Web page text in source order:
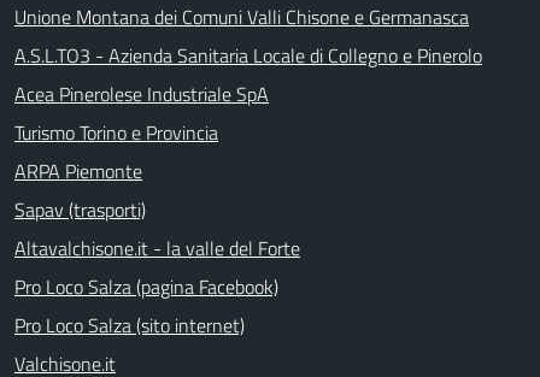
Unione Montana dei Comuni Valli Chisone e Germanasca
A.S.L.TO3 - Azienda Sanitaria Locale di Collegno e Pinerolo
Acea Pinerolese Industriale SpA
Turismo Torino e Provincia
ARPA Piemonte
Sapav (trasporti)
Altavalchisone.it - la valle del Forte
Pro Loco Salza (pagina Facebook)
Pro Loco Salza (sito internet)
Valchisone.it